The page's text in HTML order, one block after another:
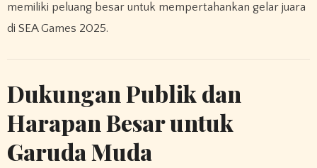
memiliki peluang besar untuk mempertahankan gelar juara
di SEA Games 2025.
Dukungan Publik dan
Harapan Besar untuk
Garuda Muda